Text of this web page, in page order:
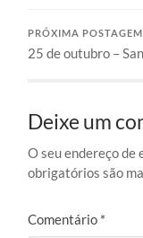
PRÓXIMA POSTAGEM
25 de outubro –
Deixe um
O seu endereço de
obrigatórios são
Comentário *